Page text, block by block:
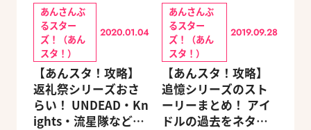
あんさんぶ
るスター
ズ！（あん
スタ！）
2020.01.04
【あんスタ！攻略】
返礼祭シリーズおさ
らい！ UNDEAD・Kn
ights・流星隊など、
あんさんぶ
るスター
ズ！（あん
スタ！）
2019.09.28
【あんスタ！攻略】
追憶シリーズのスト
ーリーまとめ！ アイ
ドルの過去をネタバ